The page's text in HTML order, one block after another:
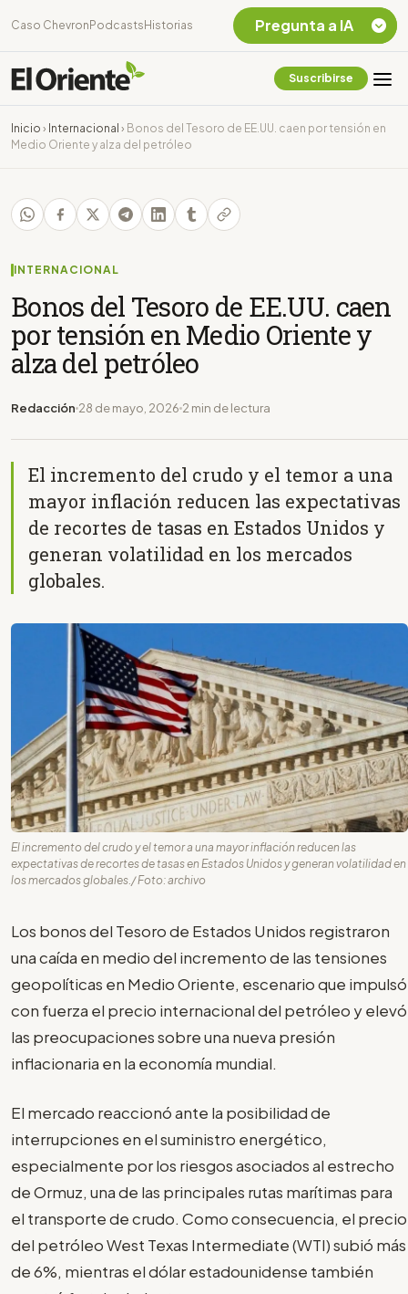
Caso Chevron Podcasts Historias
Suscribirse
Inicio › Internacional › Bonos del Tesoro de EE.UU. caen por tensión en
Medio Oriente y alza del petróleo
INTERNACIONAL
Bonos del Tesoro de EE.UU. caen
por tensión en Medio Oriente y
alza del petróleo
Redacción 28 de mayo, 2026 2 min de lectura
El incremento del crudo y el temor a una
mayor inflación reducen las expectativas
de recortes de tasas en Estados Unidos y
generan volatilidad en los mercados
globales.
El incremento del crudo y el temor a una mayor inflación reducen las
expectativas de recortes de tasas en Estados Unidos y generan volatilidad en
los mercados globales./ Foto: archivo
Los bonos del Tesoro de Estados Unidos registraron
una caída en medio del incremento de las tensiones
geopolíticas en Medio Oriente, escenario que impulsó
con fuerza el precio internacional del petróleo y elevó
las preocupaciones sobre una nueva presión
inflacionaria en la economía mundial.
El mercado reaccionó ante la posibilidad de
interrupciones en el suministro energético,
especialmente por los riesgos asociados al estrecho
de Ormuz, una de las principales rutas marítimas para
el transporte de crudo. Como consecuencia, el precio
del petróleo West Texas Intermediate (WTI) subió más
de 6%, mientras el dólar estadounidense también
Pregunta a IA
Chevron Ecuador